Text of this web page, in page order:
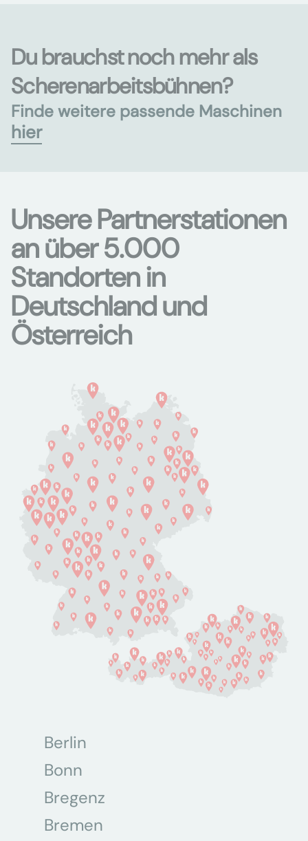
Du brauchst noch mehr als
Scherenarbeitsbühnen?
Finde weitere passende Maschinen
hier
Unsere Partnerstationen
an über 5.000
Standorten in
Deutschland und
Österreich
Berlin
Bonn
Bregenz
Bremen